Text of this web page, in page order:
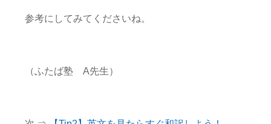
参考にしてみてくださいね。
（ふたば塾 A先生）